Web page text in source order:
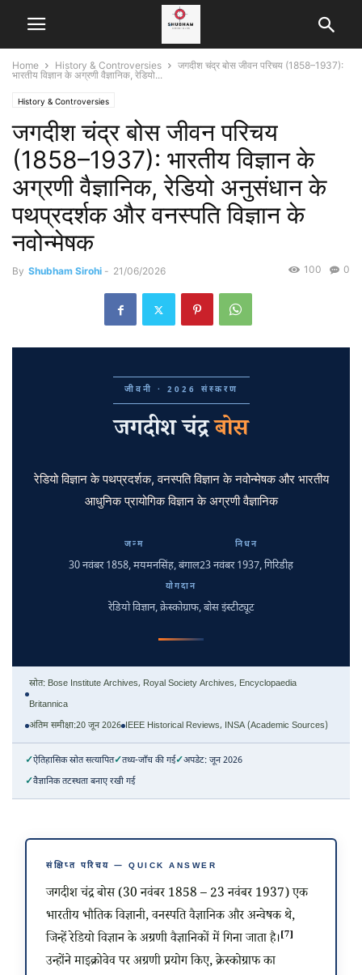
Home History & Controversies
जगदीश चंद्र बोस जीवन परिचय (1858–1937):
भारतीय विज्ञान के अग्रणी वैज्ञानिक, रेडियो...
History & Controversies
जगदीश चंद्र बोस जीवन परिचय
(1858–1937): भारतीय विज्ञान के
अग्रणी वैज्ञानिक, रेडियो अनुसंधान के
पथप्रदर्शक और वनस्पति विज्ञान के
नवोन्मेषक
By Shubham Sirohi - 21/06/2026 0
100
जीवनी · 2026 संस्करण
जगदीश चंद्रबोस
रेडियो विज्ञान के पथप्रदर्शक, वनस्पति विज्ञान के नवोन्मेषक और भारतीय
आधुनिक प्रायोगिक विज्ञान के अग्रणी वैज्ञानिक
जन्म
30 नवंबर 1858, मयमनसिंह, बंगाल
निधन
23 नवंबर 1937, गिरिडीह
योगदान
रेडियो विज्ञान, क्रेस्कोग्राफ, बोस इंस्टीट्यूट
स्रोत: Bose Institute Archives, Royal Society Archives, Encyclopaedia
Britannica
अंतिम समीक्षा:20 जून 2026 IEEE Historical Reviews, INSA (Academic Sources)
ऐतिहासिक स्रोत सत्यापित तथ्य-जाँच की गई
अपडेट: जून 2026
वैज्ञानिक तटस्थता बनाए रखी गई
संक्षिप्त परिचय — QUICK ANSWER
जगदीश चंद्र बोस (30 नवंबर 1858 – 23 नवंबर 1937) एक
भारतीय भौतिक विज्ञानी, वनस्पति वैज्ञानिक और अन्वेषक थे,
जिन्हें रेडियो विज्ञान के अग्रणी वैज्ञानिकों में गिना जाता है।[7]
उन्होंने माइक्रोवेव पर अग्रणी प्रयोग किए, क्रेस्कोग्राफ का